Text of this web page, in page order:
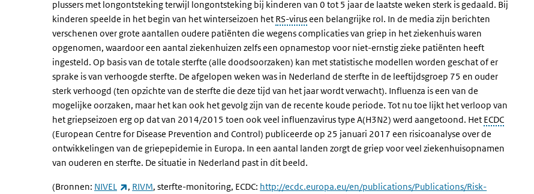
plussers met longontsteking terwijl longontsteking bij kinderen van 0 tot 5 jaar de laatste weken sterk is gedaald. Bij
kinderen speelde in het begin van het winterseizoen het RS-viruseen belangrijke rol. In de media zijn berichten
verschenen over grote aantallen oudere patiënten die wegens complicaties van griep in het ziekenhuis waren
opgenomen, waardoor een aantal ziekenhuizen zelfs een opnamestop voor niet-ernstig zieke patiënten heeft
ingesteld. Op basis van de totale sterfte (alle doodsoorzaken) kan met statistische modellen worden geschat of er
sprake is van verhoogde sterfte. De afgelopen weken was in Nederland de sterfte in de leeftijdsgroep 75 en ouder
sterk verhoogd (ten opzichte van de sterfte die deze tijd van het jaar wordt verwacht). Influenza is een van de
mogelijke oorzaken, maar het kan ook het gevolg zijn van de recente koude periode. Tot nu toe lijkt het verloop van
het griepseizoen erg op dat van 2014/2015 toen ook veel influenzavirus type A(H3N2) werd aangetoond. Het ECDC
(European Centre for Disease Prevention and Control) publiceerde op 25 januari 2017 een risicoanalyse over de
ontwikkelingen van de griepepidemie in Europa. In een aantal landen zorgt de griep voor veel ziekenhuisopnamen
van ouderen en sterfte. De situatie in Nederland past in dit beeld.
(Bronnen: NIVEL (externe link)
, RIVM,sterfte-monitoring, ECDC: http://ecdc.europa.eu/en/publications/Publications/Risk-